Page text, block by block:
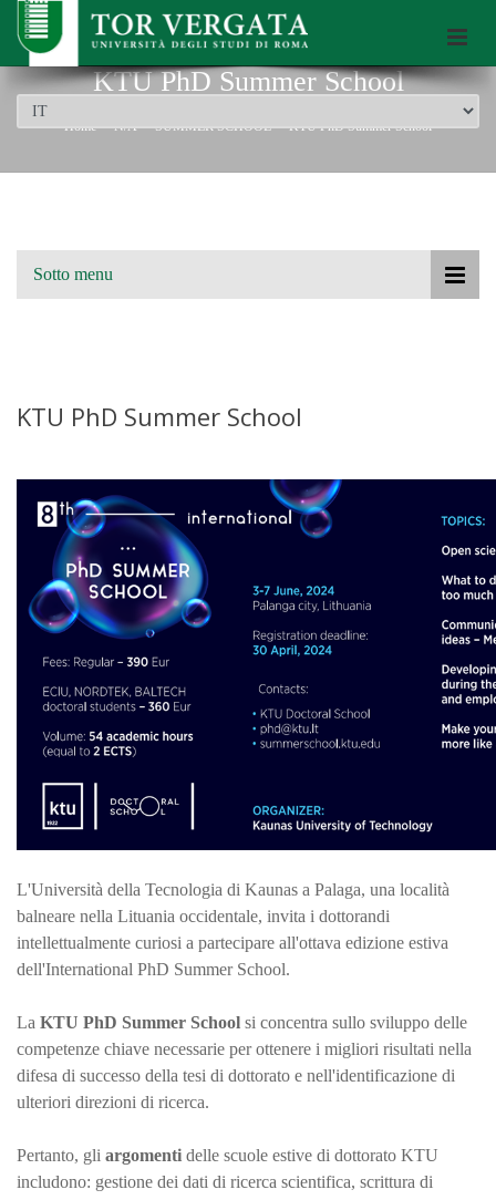
Scuola di Dottorato dell’Università di Roma Tor Vergata
KTU PhD Summer School
Home N/A SUMMER SCHOOL KTU PhD Summer School
Sotto menu
KTU PhD Summer School
L'Università della Tecnologia di Kaunas a Palaga, una località
balneare nella Lituania occidentale, invita i dottorandi
intellettualmente curiosi a partecipare all'ottava edizione estiva
dell'International PhD Summer School.
La KTU PhD Summer School si concentra sullo sviluppo delle
competenze chiave necessarie per ottenere i migliori risultati nella
difesa di successo della tesi di dottorato e nell'identificazione di
ulteriori direzioni di ricerca.
Pertanto, gli argomenti delle scuole estive di dottorato KTU
includono: gestione dei dati di ricerca scientifica, scrittura di